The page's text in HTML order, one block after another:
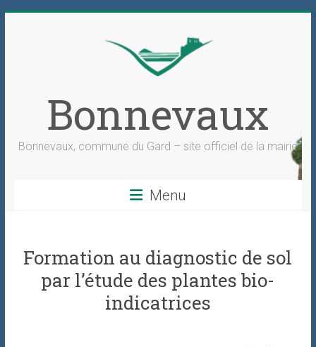
Bonnevaux
Bonnevaux, commune du Gard – site officiel de la mairie
Menu
Formation au diagnostic de sol
par l’étude des plantes bio-
indicatrices